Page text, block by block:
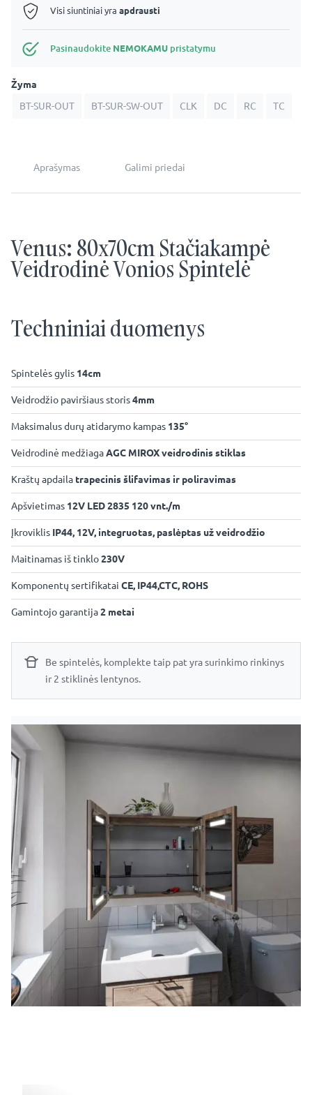
Visi siuntiniai yra apdrausti
Pasinaudokite NEMOKAMU pristatymu
Žyma
BT-SUR-OUT
BT-SUR-SW-OUT CLK DC RC TC
Aprašymas Galimi priedai
Venus: 80x70cm Stačiakampė
Veidrodinė Vonios Spintelė
Techniniai duomenys
Spintelės gylis 14cm
Veidrodžio paviršiaus storis4mm
Maksimalus durų atidarymo kampas 135°
Veidrodinė medžiagaAGC MIROX veidrodinis stiklas
Kraštų apdaila trapecinis šlifavimas ir poliravimas
Apšvietimas 12V LED 2835 120 vnt./m
Įkroviklis IP44, 12V, integruotas, paslėptas už veidrodžio
Maitinamas iš tinklo230V
Komponentų sertifikatai CE, IP44,CTC, ROHS
Gamintojo garantija2 metai
Be spintelės, komplekte taip pat yra surinkimo rinkinys
ir 2 stiklinės lentynos.